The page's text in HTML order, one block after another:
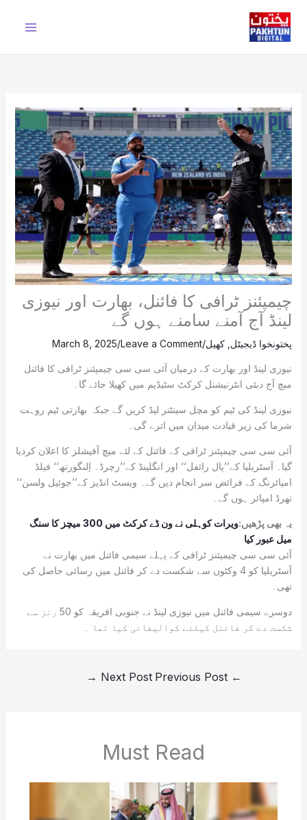
content
چیمپئنز ٹرافی کا فائنل، بھارت اور نیوزی
لینڈ آج آمنے سامنے ہوں گے
پختونخوا ڈیجیٹل کھیل/
Leave a Comment
/
March 8, 2025
نیوزی لینڈ اور بھارت کے درمیان آئی سی سی چیمپئنز ٹرافی کا فائنل
میچ آج دبئی انٹرنیشنل کرکٹ سٹیڈیم میں کھیلا جائے گا۔
نیوزی لینڈ کی ٹیم کو مچل سینٹنر لیڈ کریں گے جبکہ بھارتی ٹیم روہت
شرما کی زیر قیادت میدان میں اترے گی۔
آئی سی سی چیمپئنز ٹرافی کے فائنل کے لئے میچ آفیشلز کا اعلان کردیا
گیا۔ آسٹریلیا کے’’پال رائفل‘‘ اور انگلینڈ کے’’رچرڈ۔ اِلنگورتھ‘‘ فیلڈ
امپائرنگ کے فرائض سر انجام دیں گے۔ ویسٹ انڈیز کے’’جوئیل ولسن‘‘
تھرڈ امپائر ہوں گے۔
یہ بھی پڑھیں:
ویرات کوہلی نے ون ڈے کرکٹ میں 300 میچز کا سنگ
میل عبور کیا
آئی سی سی چیمپئنز ٹرافی کے پہلے سیمی فائنل میں بھارت نے
آسٹریلیا کو 4 وکٹوں سے شکست دے کر فائنل میں رسائی حاصل کی
تھی۔
دوسرے سیمی فائنل میں نیوزی لینڈ نے جنوبی افریقہ کو 50 رنز سے
شکست دے کر فائنل کیلئے کوالیفائی کیا تھا ۔
←
Next Post
→
Must Read